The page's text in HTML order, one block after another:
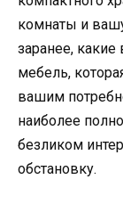
комнаты и
заранее,
мебель,
вашим
наиболее
безликом
обстановку.